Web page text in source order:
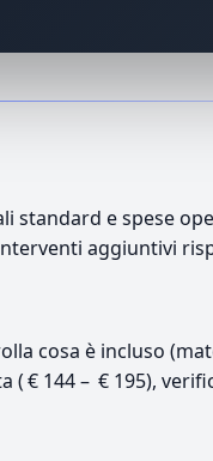
e spese
aggiuntivi
cosa è incluso
€ 144 – € 195),